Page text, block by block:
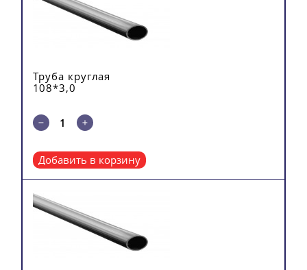
Труба круглая
108*3,0
Добавить в корзину